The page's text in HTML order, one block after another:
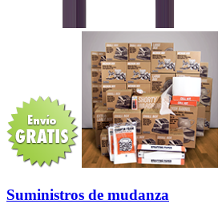
Suministros de mudanza